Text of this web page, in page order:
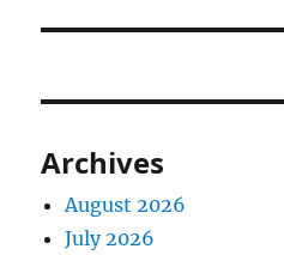
Archives
August 2026
July 2026